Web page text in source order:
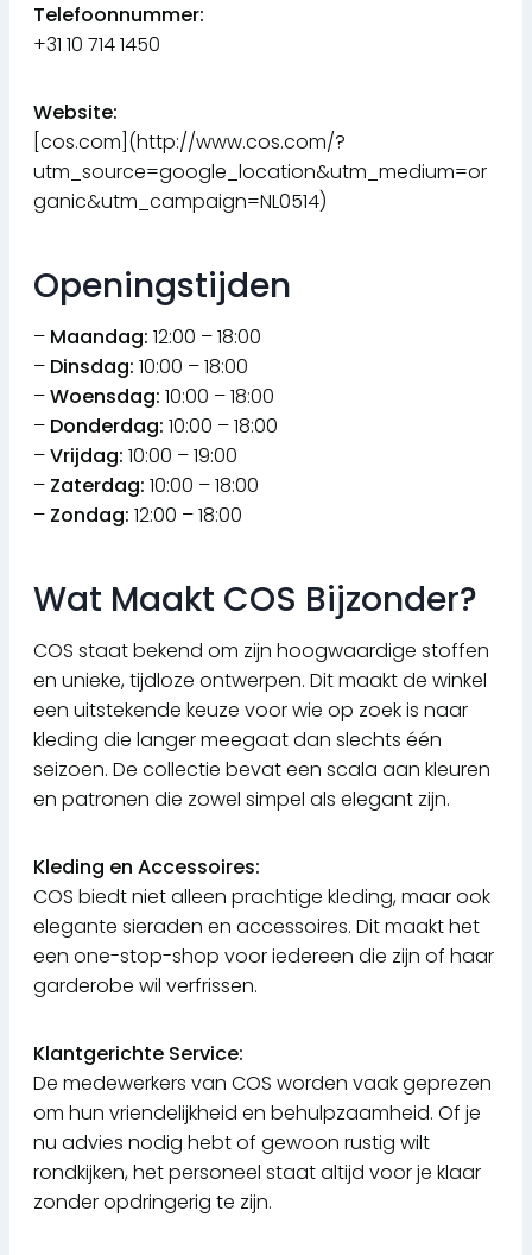
Telefoonnummer:
+31 10 714 1450
Website:
[cos.com](http://www.cos.com/?
utm_source=google_location&utm_medium=or
ganic&utm_campaign=NL0514)
Openingstijden
– Maandag: 12:00 – 18:00
– Dinsdag: 10:00 – 18:00
–Woensdag: 10:00 – 18:00
– Donderdag: 10:00 – 18:00
–Vrijdag: 10:00 – 19:00
– Zaterdag: 10:00 – 18:00
– Zondag: 12:00 – 18:00
Wat Maakt COS Bijzonder?
COS staat bekend om zijn hoogwaardige stoffen
en unieke, tijdloze ontwerpen. Dit maakt de winkel
een uitstekende keuze voor wie op zoek is naar
kleding die langer meegaat dan slechts één
seizoen. De collectie bevat een scala aan kleuren
en patronen die zowel simpel als elegant zijn.
Kleding en Accessoires:
COS biedt niet alleen prachtige kleding, maar ook
elegante sieraden en accessoires. Dit maakt het
een one-stop-shop voor iedereen die zijn of haar
garderobe wil verfrissen.
Klantgerichte Service:
De medewerkers van COS worden vaak geprezen
om hun vriendelijkheid en behulpzaamheid. Of je
nu advies nodig hebt of gewoon rustig wilt
rondkijken, het personeel staat altijd voor je klaar
zonder opdringerig te zijn.